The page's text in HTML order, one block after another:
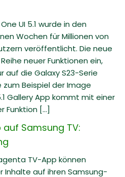
UI 5.1 wurde in den
Wochen für Millionen von
veröffentlicht. Die neue
neuer Funktionen ein,
auf die Galaxy S23-Serie
Beispiel der Image
Gallery App kommt mit einer
Funktion [...]
Samsung TV:
TV-App können
Inhalte auf ihren Samsung-